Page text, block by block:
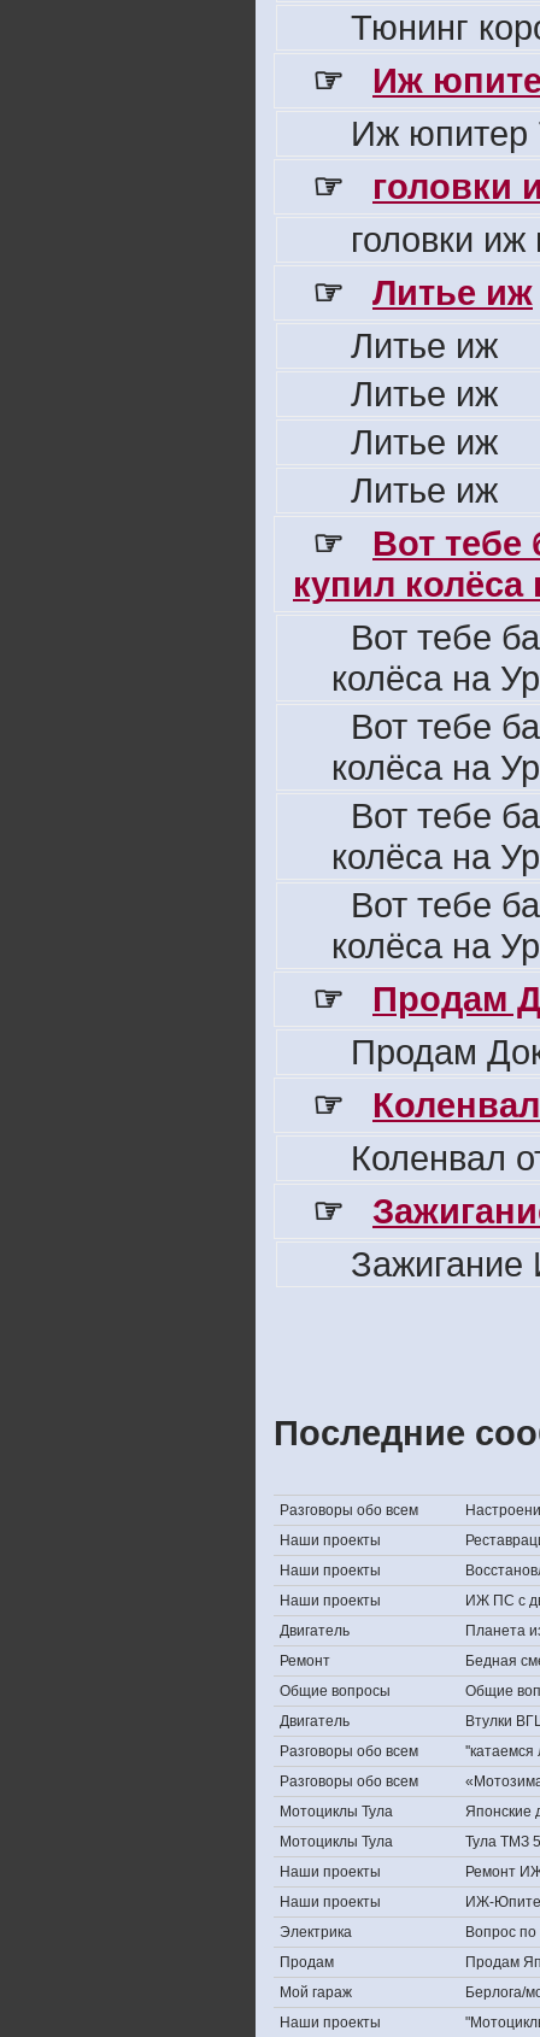
Тюнинг
☞
Иж
Иж юпитер
☞
головки
головки
☞
Литье иж
Литье иж
Литье иж
Литье иж
Литье иж
☞
Вот
купил колёса
Вот тебе
колёса на
Вот тебе
колёса на
Вот тебе
колёса на
Вот тебе
колёса на
☞
Продам
Продам
☞
Коленвал
☞
Последние
Разговоры обо всем
Наши проекты
Наши проекты
Наши проекты
ИЖ ПС с
Двигатель
Планета
Ремонт
Бедная
Общие вопросы
Общие
Двигатель
Втулки
Разговоры обо всем
Разговоры обо всем
Мотоциклы Тула
Японские
Мотоциклы Тула
Тула ТМЗ
Наши проекты
Ремонт
Наши проекты
ИЖ-
Электрика
Вопрос по
Продам
Продам
Мой гараж
Берлога/
Наши проекты